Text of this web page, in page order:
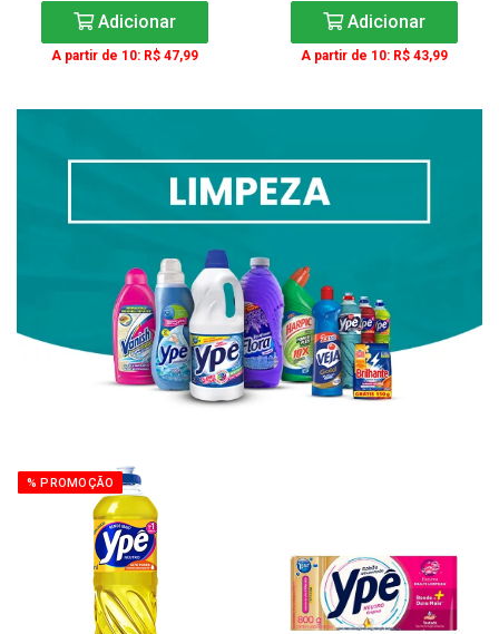
Adicionar
A partir de 10: R$ 47,99
Adicionar
A partir de 10: R$ 43,99
% PROMOÇÃO